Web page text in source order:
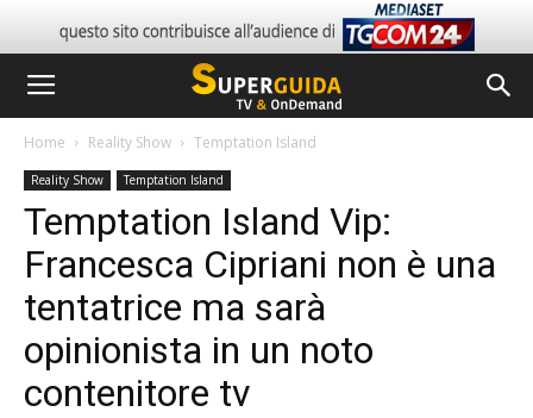
Home Reality Show Temptation Island
Reality Show Temptation Island
Temptation Island Vip:
Francesca Cipriani non è una
tentatrice ma sarà
opinionista in un noto
contenitore tv